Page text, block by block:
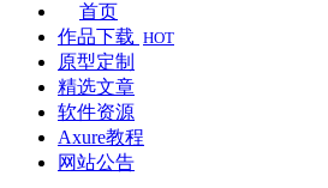
首页
作品下载 HOT
原型定制
精选文章
软件资源
Axure教程
网站公告